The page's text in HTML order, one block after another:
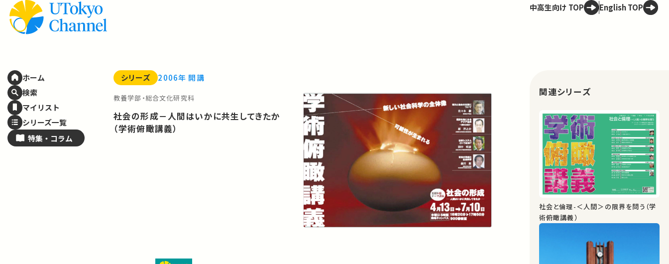
ホーム
検索
マイリスト
シリーズ一覧
特集・ コラム
中高生向け TOP English TOP
シリーズ 2006年 開講
教養学部・総合文化研究科
社会の形成－人間はいかに共生してきたか
（学術俯瞰講義）
関連シリーズ
社会と倫理-＜人間＞の限界を問う（学
術俯瞰講義）